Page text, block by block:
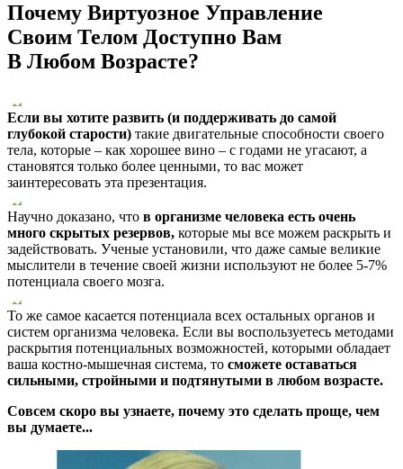
Почему Виртуозное Управление
Своим Телом Доступно Вам
В Любом Возрасте?
Если вы хотите развить (и поддерживать до самой
глубокой старости) такие двигательные способности своего
тела, которые – как хорошее вино – с годами не угасают, а
становятся только более ценными, то вас может
заинтересовать эта презентация.
Научно доказано, что в организме человека есть очень
много скрытых резервов, которые мы все можем раскрыть и
задействовать. Ученые установили, что даже самые великие
мыслители в течение своей жизни используют не более 5-7%
потенциала своего мозга.
То же самое касается потенциала всех остальных органов и
систем организма человека. Если вы воспользуетесь методами
раскрытия потенциальных возможностей, которыми обладает
ваша костно-мышечная система, то сможете оставаться
сильными, стройными и подтянутыми в любом возрасте.
Совсем скоро вы узнаете, почему это сделать проще, чем
вы думаете...